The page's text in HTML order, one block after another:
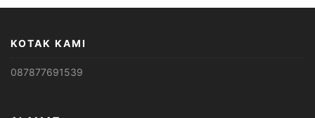
KOTAK KAMI
087877691539